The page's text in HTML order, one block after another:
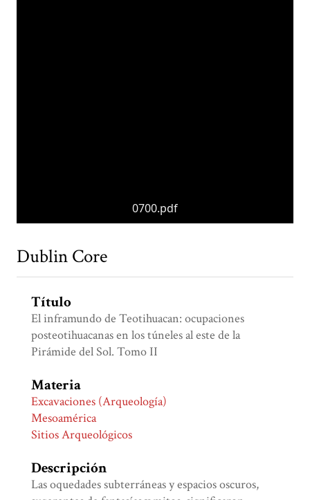
0700.pdf
Dublin Core
Título
El inframundo de Teotihuacan: ocupaciones
posteotihuacanas en los túneles al este de la
Pirámide del Sol. Tomo II
Materia
Excavaciones (Arqueología)
Mesoamérica
Sitios Arqueológicos
Descripción
Las oquedades subterráneas y espacios oscuros,